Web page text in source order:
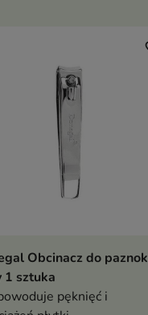
Dodaj do koszyka
Obcinacz do
1 sztuka
pęknięć i